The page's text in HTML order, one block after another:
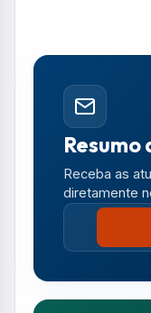
critérios
público"
exoneração do
O texto ainda
mas que há